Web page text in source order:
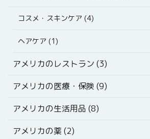
コスメ・スキンケア (4)
ヘアケア (1)
アメリカのレストラン (3)
アメリカの医療・保険 (9)
アメリカの生活用品 (8)
アメリカの薬 (2)